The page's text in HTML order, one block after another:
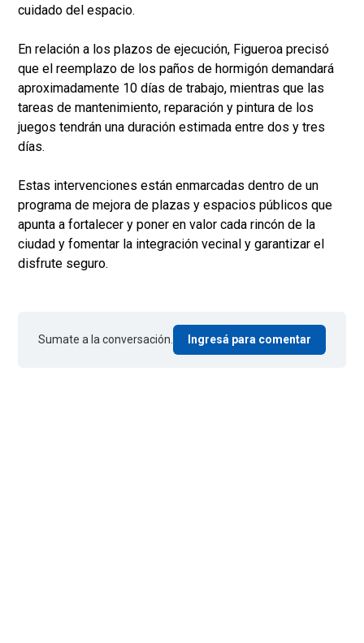
cuidado del espacio.
En relación a los plazos de ejecución, Figueroa precisó
que el reemplazo de los paños de hormigón demandará
aproximadamente 10 días de trabajo, mientras que las
tareas de mantenimiento, reparación y pintura de los
juegos tendrán una duración estimada entre dos y tres
días.
Estas intervenciones están enmarcadas dentro de un
programa de mejora de plazas y espacios públicos que
apunta a fortalecer y poner en valor cada rincón de la
ciudad y fomentar la integración vecinal y garantizar el
disfrute seguro.
Sumate a la conversación. Ingresá para comentar